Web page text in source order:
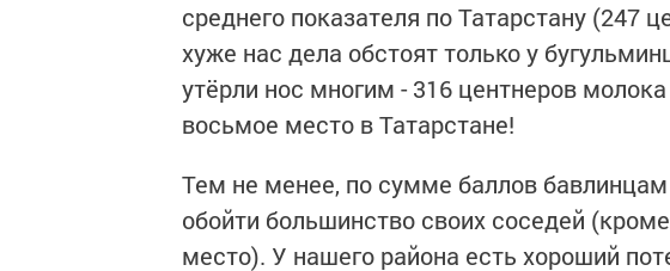
среднего показателя по Татарстану (247
хуже нас дела обстоят только у
утёрли нос многим - 316 центнеров
восьмое место в Татарстане!
Тем не менее, по сумме баллов бавлинцам
обойти большинство своих соседей
место). У нашего района есть хороший